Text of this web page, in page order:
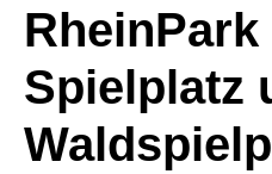
Spielplatz